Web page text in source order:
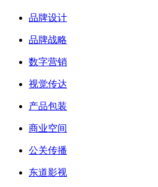
品牌设计
品牌战略
数字营销
视觉传达
产品包装
商业空间
公关传播
东道影视